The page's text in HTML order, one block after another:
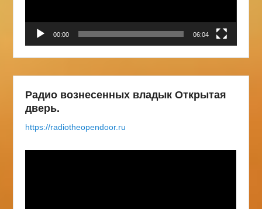
00:00 06:04
Радио вознесенных владык Открытая
дверь.
https://radiotheopendoor.ru